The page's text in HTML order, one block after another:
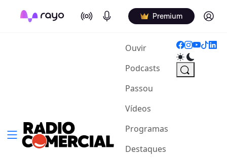
On Air Podcasts Premium Log in
Ouvir(current)
Podcasts
Passou
Vídeos
Programas
Destaques